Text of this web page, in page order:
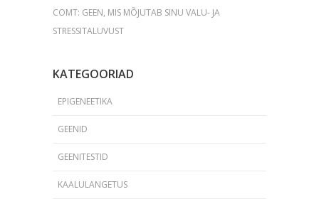
COMT: GEEN, MIS MÕJUTAB SINU VALU- JA
STRESSITALUVUST
KATEGOORIAD
EPIGENEETIKA
GEENID
GEENITESTID
KAALULANGETUS